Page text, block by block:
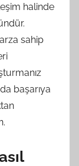
halinde
sahip
başarıya